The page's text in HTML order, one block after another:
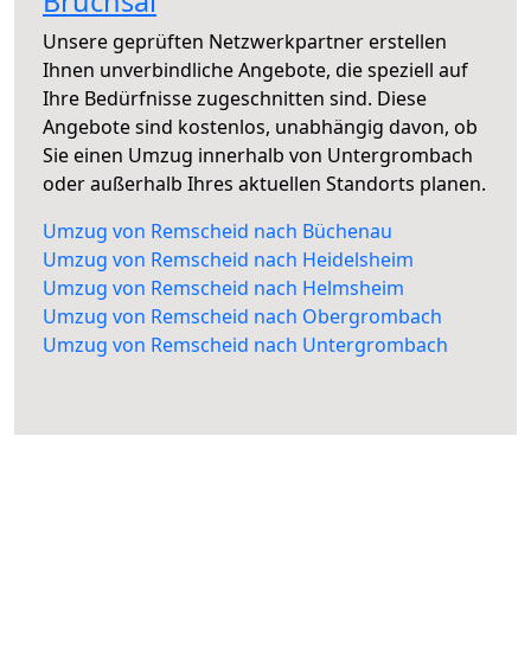
Unsere geprüften Netzwerkpartner erstellen
Ihnen unverbindliche Angebote, die speziell auf
Ihre Bedürfnisse zugeschnitten sind. Diese
Angebote sind kostenlos, unabhängig davon, ob
Sie einen Umzug innerhalb von Untergrombach
oder außerhalb Ihres aktuellen Standorts planen.
Umzug von Remscheid nach Büchenau
Umzug von Remscheid nach Heidelsheim
Umzug von Remscheid nach Helmsheim
Umzug von Remscheid nach Obergrombach
Umzug von Remscheid nach Untergrombach